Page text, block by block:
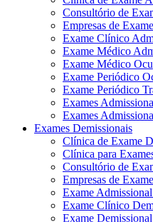
Consultório de
Empresas de
Exame Clínico
Exame Médico
Exame Médico
Exame Periódico
Exame Periódico
Exames
Exames
Exames Demissionais
Clínica de Exame
Clínica para
Consultório de
Empresas de
Exame
Exame Clínico
Exame